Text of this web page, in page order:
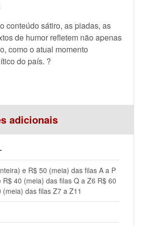
conteúdo sátiro, as piadas, as
de humor refletem não apenas
como o atual momento
do país. ?
adicionais
e R$ 50 (meia) das filas A a P
R$ 40 (meia) das filas Q a Z6 R$ 60
das filas Z7 a Z11